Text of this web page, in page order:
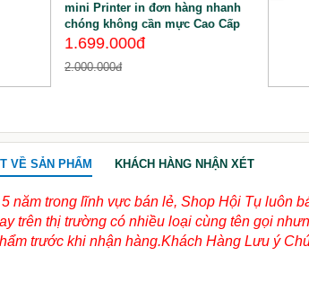
mini Printer in đơn hàng nhanh
chóng không cần mực Cao Cấp
1.699.000đ
2.000.000đ
VỀ SẢN PHẨM KHÁCH HÀNG NHẬN XÉT
năm trong lĩnh vực bán lẻ, Shop Hội Tụ luôn
trên thị trường có nhiều loại cùng tên gọi
trước khi nhận hàng.Khách Hàng Lưu ý